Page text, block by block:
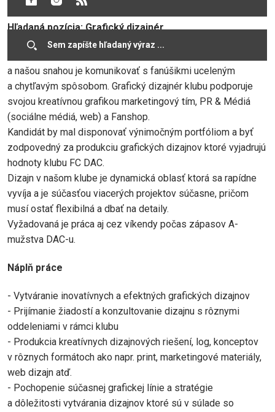
Hľadaná pozícia: Grafický dizajnér
a našou snahou je komunikovať s fanúšikmi uceleným
a chytľavým spôsobom. Grafický dizajnér klubu podporuje
svojou kreatívnou grafikou marketingový tím, PR & Médiá
(sociálne médiá, web) a Fanshop.
Kandidát by mal disponovať výnimočným portfóliom a byť
zodpovedný za produkciu grafických dizajnov ktoré vyjadrujú
hodnoty klubu FC DAC.
Dizajn v našom klube je dynamická oblasť ktorá sa rapídne
vyvíja a je súčasťou viacerých projektov súčasne, pričom
musí ostať flexibilná a dbať na detaily.
Vyžadovaná je práca aj cez víkendy počas zápasov A-
mužstva DAC-u.
Náplň práce
- Vytváranie inovatívnych a efektných grafických dizajnov
- Prijímanie žiadostí a konzultovanie dizajnu s rôznymi
oddeleniami v rámci klubu
- Produkcia kreatívnych dizajnových riešení, log, konceptov
v rôznych formátoch ako napr. print, marketingové materiály,
web dizajn atď.
- Pochopenie súčasnej grafickej línie a stratégie
a dôležitosti vytvárania dizajnov ktoré sú v súlade so